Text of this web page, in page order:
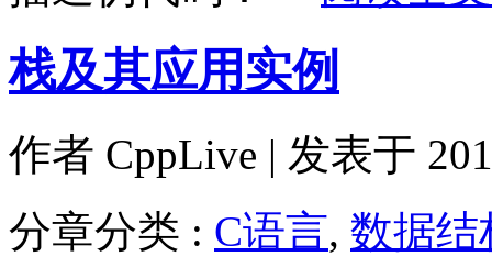
栈及其应用实例
作者 CppLive | 发表于
分章分类 : C语言, 数据结